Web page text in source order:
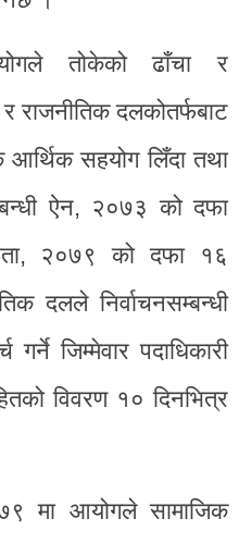
तोकेको ढाँचा र
राजनीतिक दलकोतर्फबाट
आर्थिक सहयोग लिँदा तथा
ऐन, २०७३ को दफा
२०७९ को दफा १६
दलले निर्वाचनसम्बन्धी
गर्ने जिम्मेवार पदाधिकारी
विवरण १० दिनभित्र
मा आयोगले सामाजिक